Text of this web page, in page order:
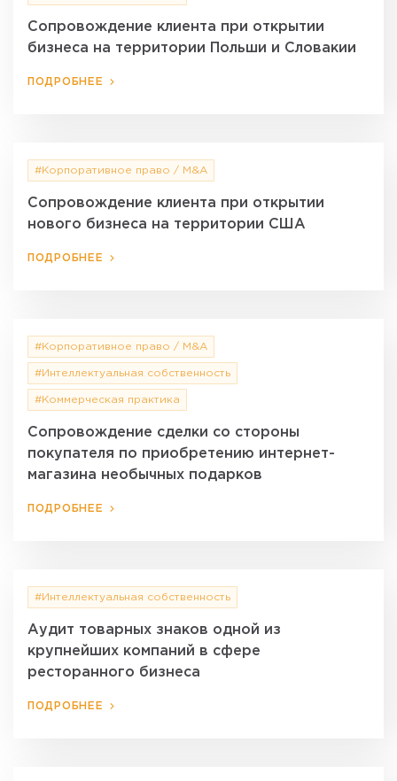
Сопровождение клиента при открытии
бизнеса на территории Польши и Словакии
ПОДРОБНЕЕ
#Корпоративное право / M&A
Сопровождение клиента при открытии
нового бизнеса на территории США
ПОДРОБНЕЕ
#Корпоративное право / M&A
#Интеллектуальная собственность
#Коммерческая практика
Сопровождение сделки со стороны
покупателя по приобретению интернет-
магазина необычных подарков
ПОДРОБНЕЕ
#Интеллектуальная собственность
Аудит товарных знаков одной из
крупнейших компаний в сфере
ресторанного бизнеса
ПОДРОБНЕЕ